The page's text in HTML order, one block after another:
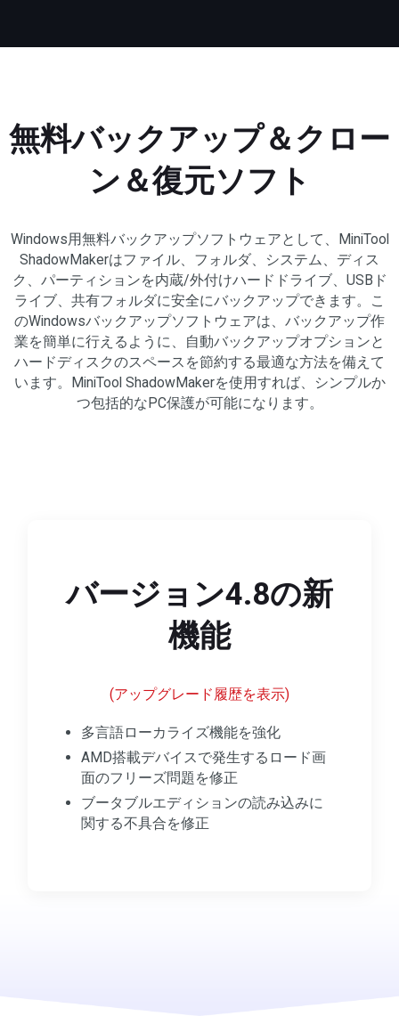
無料バックアップ＆クロー
ン＆復元ソフト
Windows用無料バックアップソフトウェアとして、MiniTool
ShadowMakerはファイル、フォルダ、システム、ディス
ク、パーティションを内蔵/外付けハードドライブ、USBド
ライブ、共有フォルダに安全にバックアップできます。こ
のWindowsバックアップソフトウェアは、バックアップ作
業を簡単に行えるように、自動バックアップオプションと
ハードディスクのスペースを節約する最適な方法を備えて
います。MiniTool ShadowMakerを使用すれば、シンプルか
つ包括的なPC保護が可能になります。
バージョン4.8の新
機能
(アップグレード履歴を表示)
多言語ローカライズ機能を強化
AMD搭載デバイスで発生するロード画
面のフリーズ問題を修正
ブータブルエディションの読み込みに
関する不具合を修正